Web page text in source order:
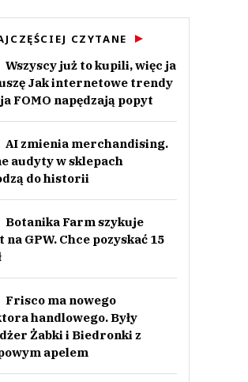
CZYTANE
Wszyscy już to kupili, więc ja
Jak internetowe trendy
FOMO napędzają popyt
AI zmienia merchandising.
audyty w sklepach
do historii
Botanika Farm szykuje
na GPW. Chce pozyskać 15
Frisco ma nowego
handlowego. Były
Żabki i Biedronki z
apelem